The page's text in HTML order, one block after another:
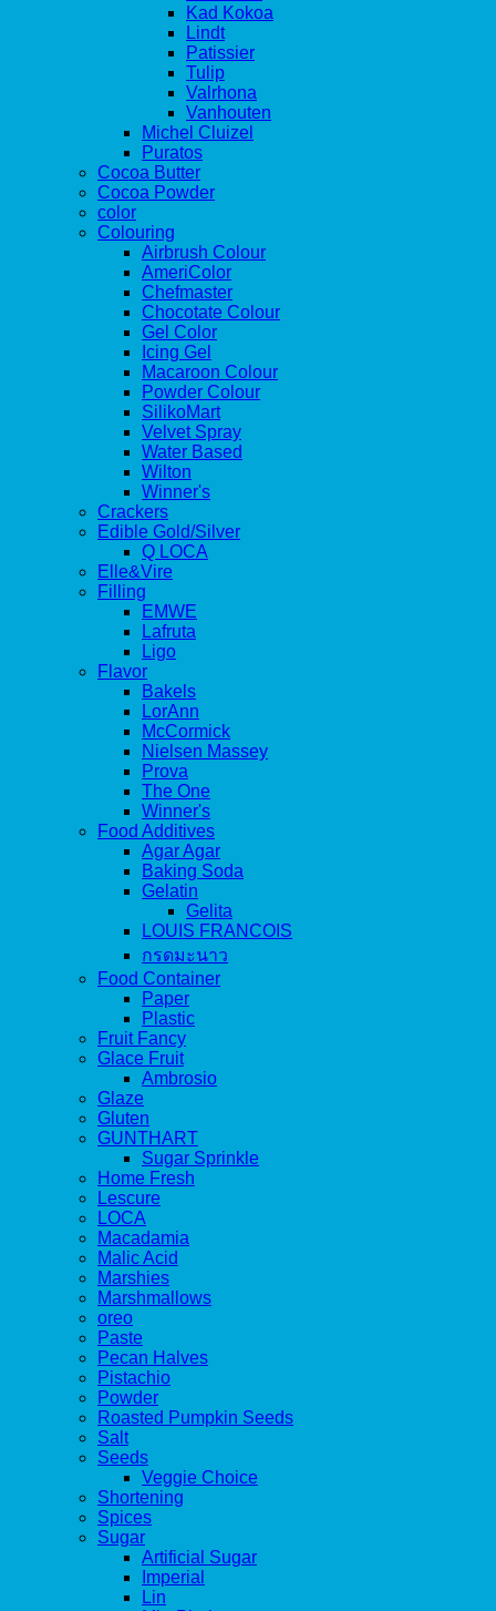
Kad Kokoa
Lindt
Patissier
Tulip
Valrhona
Vanhouten
Michel Cluizel
Puratos
Cocoa Butter
Cocoa Powder
color
Colouring
Airbrush Colour
AmeriColor
Chefmaster
Chocotate Colour
Gel Color
Icing Gel
Macaroon Colour
Powder Colour
SilikoMart
Velvet Spray
Water Based
Wilton
Winner's
Crackers
Edible Gold/Silver
Q LOCA
Elle&Vire
Filling
EMWE
Lafruta
Ligo
Flavor
Bakels
LorAnn
McCormick
Nielsen Massey
Prova
The One
Winner's
Food Additives
Agar Agar
Baking Soda
Gelatin
Gelita
LOUIS FRANCOIS
กรดมะนาว
Food Container
Paper
Plastic
Fruit Fancy
Glace Fruit
Ambrosio
Glaze
Gluten
GUNTHART
Sugar Sprinkle
Home Fresh
Lescure
LOCA
Macadamia
Malic Acid
Marshies
Marshmallows
oreo
Paste
Pecan Halves
Pistachio
Powder
Roasted Pumpkin Seeds
Salt
Seeds
Veggie Choice
Shortening
Spices
Sugar
Artificial Sugar
Imperial
Lin